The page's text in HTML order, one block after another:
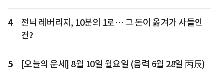
4
전닉 레버리지, 10분의 1로… 그 돈이 옮겨가 사들인
건?
5 [오늘의 운세] 8월 10일 월요일 (음력 6월 28일 丙辰)